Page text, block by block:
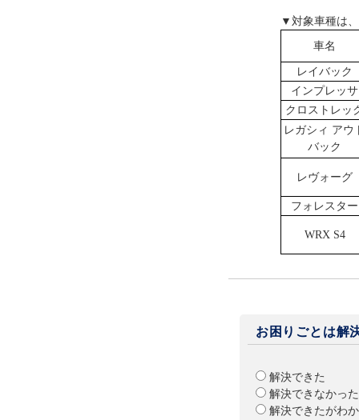
▼対象車種は
車名
レイバック
インプレッサ
クロストレッ
レガシィ アウ
バック
レヴォーグ
フォレスター
WRX S4
お困りごとは解
解決できた
解決できなかった
解決できたがわ